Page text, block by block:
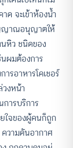
ด จะเข้าห้องน้ำ
ญาณอนุญาตให้
นหิว ชนิดของ
ผมต้องการ
รอาหารโคเชอร์
งหน้า
ารบริการ
ใจของผู้คนก็ถูก
วามดันอากาศ